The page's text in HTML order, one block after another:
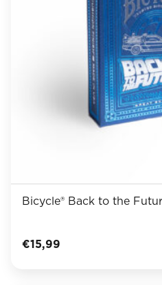
Bicycle® Back to the
€15,99